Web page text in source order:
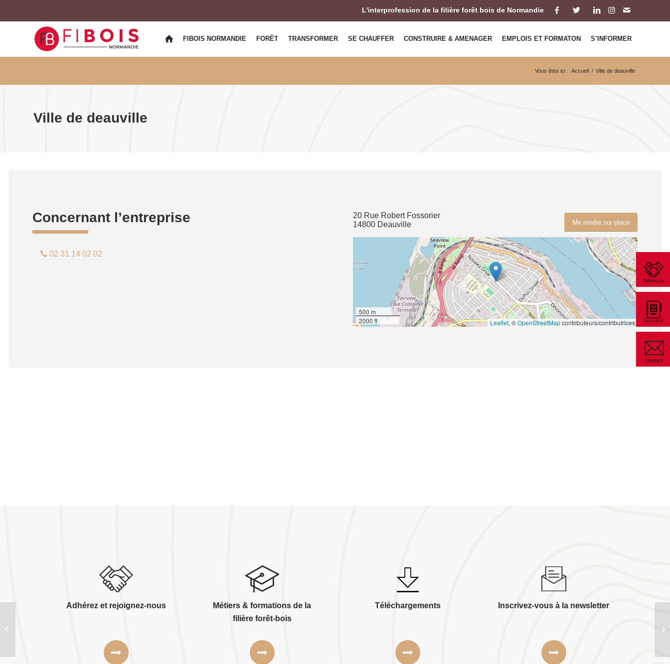
L'interprofession de la filière forêt bois de Normandie
FIBOIS NORMANDIE FORÊT TRANSFORMER SE CHAUFFER CONSTRUIRE & AMENAGER EMPLOIS ET FORMATON S’INFORMER
Vous êtes ici : Accueil / Ville de deauville
Ville de deauville
Concernant l’entreprise
02 31 14 02 02
Me rendre sur place
20 Rue Robert Fossorier
14800 Deauville
500 m
2000 ft
Leaflet, ©OpenStreetMapcontributeurs/contributrices
Adhérez et rejoignez-nous
Métiers & formations de la
filière forêt-bois
Téléchargements Inscrivez-vous à la newsletter